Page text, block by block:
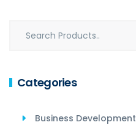
Categories
Business Development